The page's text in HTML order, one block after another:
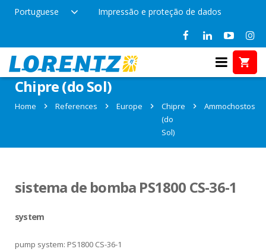
Portuguese Impressão e proteção de dados
References in Ammochostos,
Chipre (do Sol)
Home References Europe
Chipre
(do
Sol)
Ammochostos
sistema de bomba PS1800 CS-36-1
system
pump system: PS1800 CS-36-1